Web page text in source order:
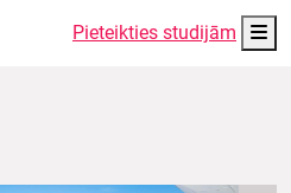
Pieteikties studijām